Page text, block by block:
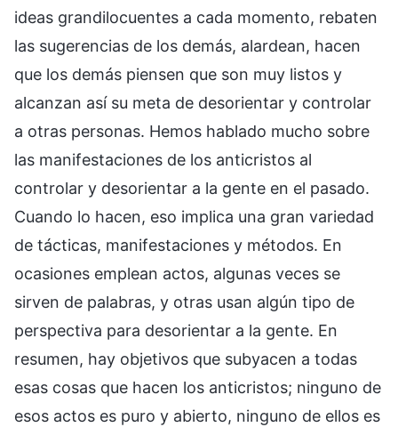
ideas grandilocuentes a cada momento, rebaten
las sugerencias de los demás, alardean, hacen
que los demás piensen que son muy listos y
alcanzan así su meta de desorientar y controlar
a otras personas. Hemos hablado mucho sobre
las manifestaciones de los anticristos al
controlar y desorientar a la gente en el pasado.
Cuando lo hacen, eso implica una gran variedad
de tácticas, manifestaciones y métodos. En
ocasiones emplean actos, algunas veces se
sirven de palabras, y otras usan algún tipo de
perspectiva para desorientar a la gente. En
resumen, hay objetivos que subyacen a todas
esas cosas que hacen los anticristos; ninguno de
esos actos es puro y abierto, ninguno de ellos es